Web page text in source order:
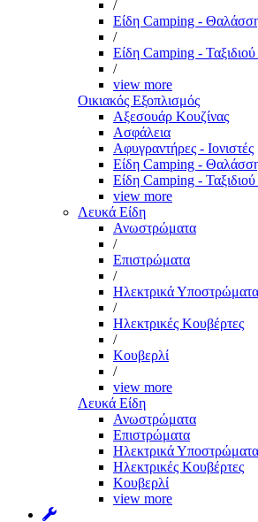
/
Είδη Camping -
/
Είδη Camping -
/
view more
Οικιακός Εξοπλισμός
Αξεσουάρ Κουζίνας
Ασφάλεια
Αφυγραντήρες - Ιονιστές
Είδη Camping -
Είδη Camping -
view more
Λευκά Είδη
Ανωστρώματα
/
Επιστρώματα
/
Ηλεκτρικά Υποστρώματα
/
Ηλεκτρικές Κουβέρτες
/
Κουβερλί
/
view more
Λευκά Είδη
Ανωστρώματα
Επιστρώματα
Ηλεκτρικά Υποστρώματα
Ηλεκτρικές Κουβέρτες
Κουβερλί
view more